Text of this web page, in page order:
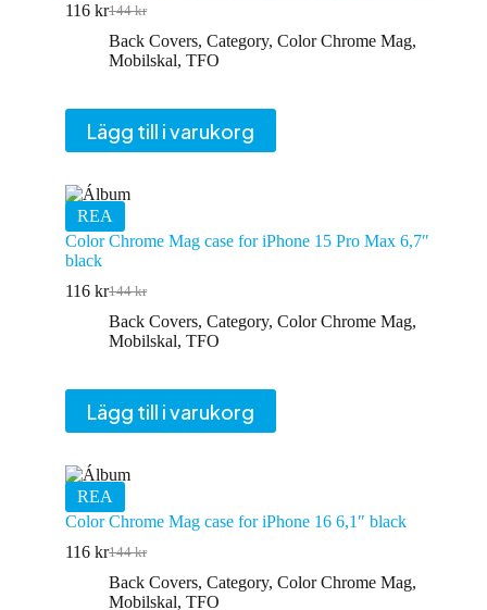
144kr
Det
ursprungliga
priset
116 krDet
nuvarande
priset
Back Covers, Category, Color Chrome Mag,
Mobilskal, TFO
Lägg till i varukorg
REA
Color Chrome Mag case for iPhone 15 Pro Max 6,7″
black
144kr
Det
ursprungliga
priset
116 krDet
nuvarande
priset
Back Covers, Category, Color Chrome Mag,
Mobilskal, TFO
Lägg till i varukorg
REA
Color Chrome Mag case for iPhone 16 6,1″ black
144kr
Det
ursprungliga
priset
116 krDet
nuvarande
priset
Back Covers, Category, Color Chrome Mag,
Mobilskal, TFO